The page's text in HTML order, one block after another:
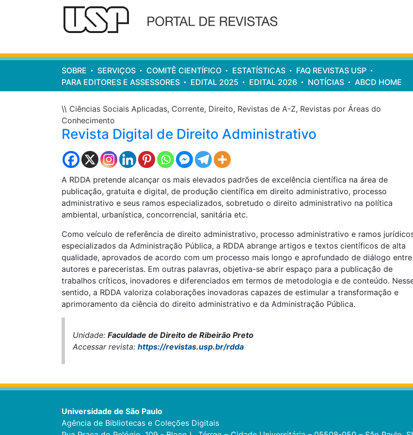
Cabeçalho
site
Menu
principal
SOBRE SERVIÇOS COMITÊ CIENTÍFICO ESTATÍSTICAS
FAQ REVISTAS USP
PARA EDITORES E ASSESSORES
EDITAL 2025 EDITAL 2026 NOTÍCIAS ABCD HOME
\\ Ciências Sociais Aplicadas, Corrente, Direito, Revistas de A-Z, Revistas por Áreas do
Conhecimento
Revista Digital de Direito Administrativo
A RDDA pretende alcançar os mais elevados padrões de excelência científica na área de
publicação, gratuita e digital, de produção científica em direito administrativo, processo
administrativo e seus ramos especializados, sobretudo o direito administrativo na política
ambiental, urbanística, concorrencial, sanitária etc.
Como veículo de referência de direito administrativo, processo administrativo e ramos
especializados da Administração Pública, a RDDA abrange artigos e textos científicos de alta
qualidade, aprovados de acordo com um processo mais longo e aprofundado de diálogo entre
autores e pareceristas. Em outras palavras, objetiva-se abrir espaço para a publicação de
trabalhos críticos, inovadores e diferenciados em termos de metodologia e de conteúdo.
sentido, a RDDA valoriza colaborações inovadoras capazes de estimular a transformação e
aprimoramento da ciência do direito administrativo e da Administração Pública.
Unidade: Faculdade de Direito de Ribeirão Preto
Accessar revista: https://revistas.usp.br/rdda
Universidade de São Paulo
Agência de Bibliotecas e Coleções Digitais